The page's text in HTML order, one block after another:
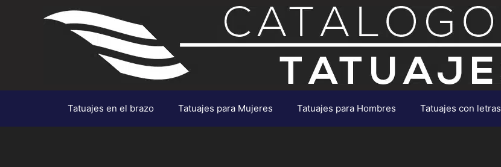
Tatuajes en el brazo Tatuajes para Mujeres Tatuajes para Hombres Tatuajes con letras